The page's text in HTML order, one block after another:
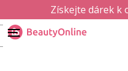
Získejte dárek k